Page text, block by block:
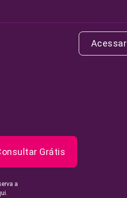
Acessar
Grátis
a